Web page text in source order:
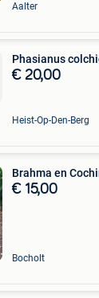
Aalter
Phasianus
€ 20,00
Heist-Op-Den-Berg
Brahma en
€ 15,00
Bocholt